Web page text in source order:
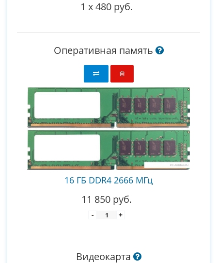
1 x480 руб.
Оперативная память
16 ГБ DDR4 2666 МГц
11 850 руб.
- +
Видеокарта